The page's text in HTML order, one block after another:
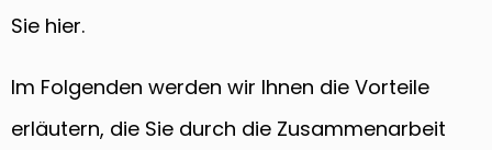
Sie hier.
Im Folgenden werden wir Ihnen die Vorteile
erläutern, die Sie durch die Zusammenarbeit